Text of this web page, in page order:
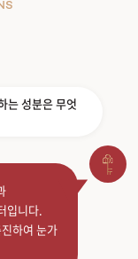
는 성분은 무엇
입니다.
하여 눈가